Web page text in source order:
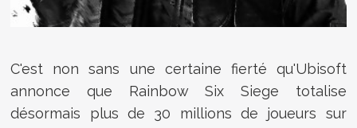
C'est non sans une certaine fierté qu'Ubisoft
annonce que Rainbow Six Siege totalise
désormais plus de 30 millions de joueurs sur